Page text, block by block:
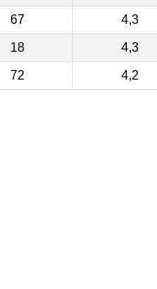
67 4,3
18 4,3
72 4,2